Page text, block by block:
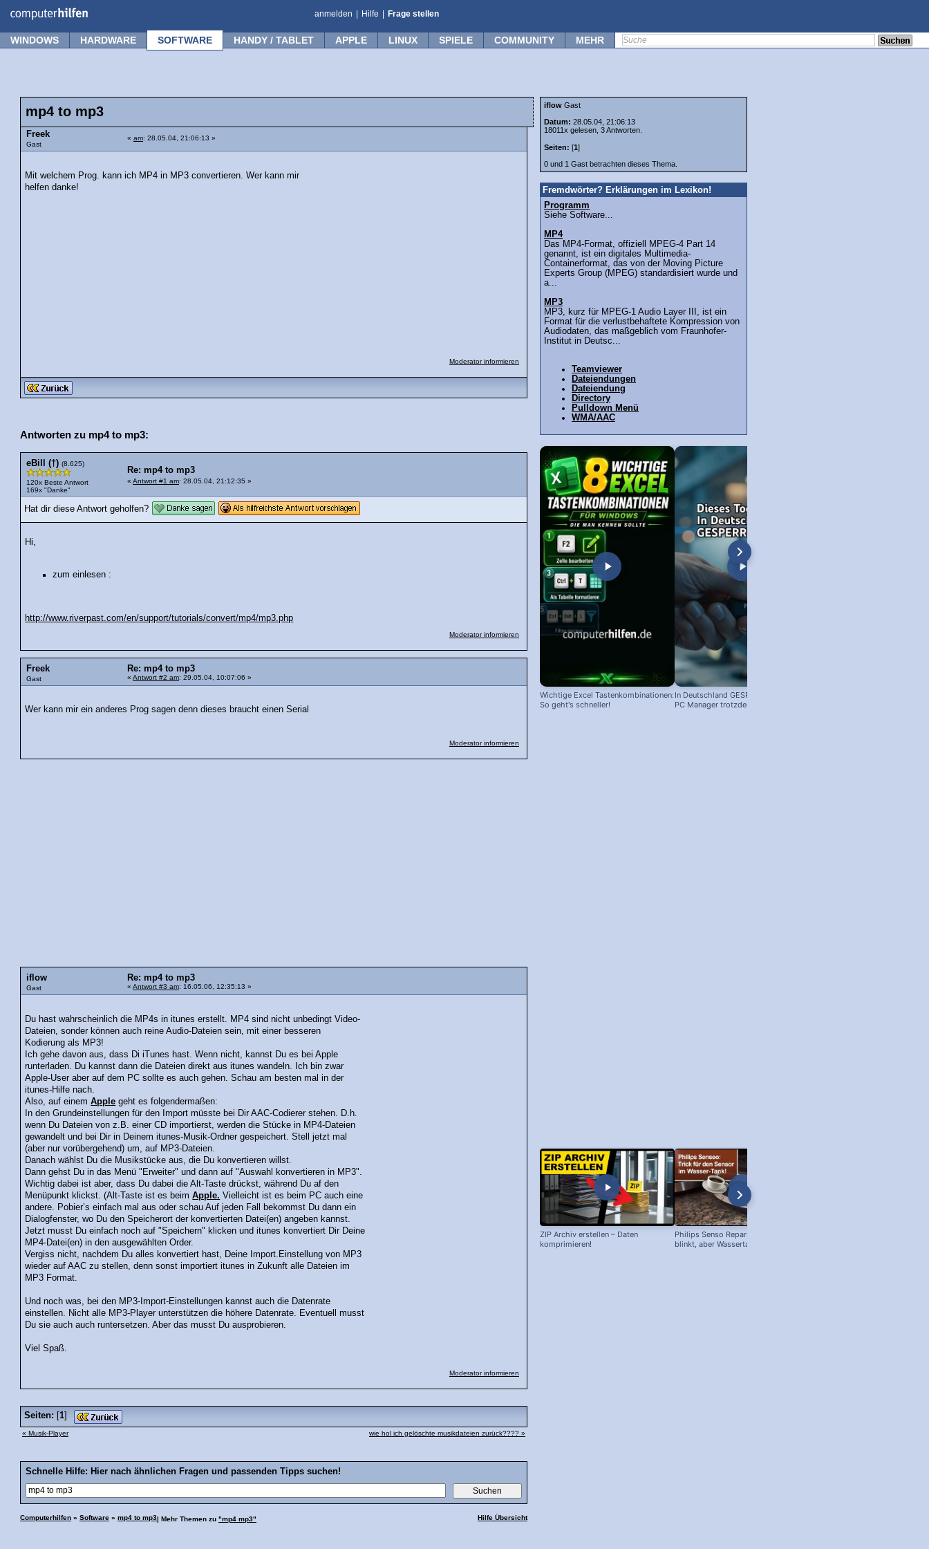
anmelden Hilfe Frage stellen
WINDOWS HARDWARE SOFTWARE HANDY / TABLET APPLE LINUX SPIELE COMMUNITY MEHR
mp4 to mp3
Freek
Gast
« am: 28.05.04, 21:06:13 »
Mit welchem Prog. kann ich MP4 in MP3 convertieren. Wer kann mir
helfen danke!
Moderator informieren
Antworten zu mp4 to mp3:
eBill (†) (8.625)
120x Beste Antwort
169x "Danke"
Re: mp4 to mp3
« Antwort #1 am: 28.05.04, 21:12:35 »
Hat dir diese Antwort geholfen?
Hi,
zum einlesen :
http://www.riverpast.com/en/support/tutorials/convert/mp4/mp3.php
Moderator informieren
Freek
Gast
Re: mp4 to mp3
« Antwort #2 am: 29.05.04, 10:07:06 »
Wer kann mir ein anderes Prog sagen denn dieses braucht einen Serial
Moderator informieren
iflow
Gast
Re: mp4 to mp3
« Antwort #3 am: 16.05.06, 12:35:13 »
Du hast wahrscheinlich die MP4s in itunes erstellt. MP4 sind nicht unbedingt Video-
Dateien, sonder können auch reine Audio-Dateien sein, mit einer besseren
Kodierung als MP3!
Ich gehe davon aus, dass Di iTunes hast. Wenn nicht, kannst Du es bei Apple
runterladen. Du kannst dann die Dateien direkt aus itunes wandeln. Ich bin zwar
Apple-User aber auf dem PC sollte es auch gehen. Schau am besten mal in der
itunes-Hilfe nach.
Also, auf einemApple geht es folgendermaßen:
In den Grundeinstellungen für den Import müsste bei Dir AAC-Codierer stehen. D.h.
wenn Du Dateien von z.B. einer CD importierst, werden die Stücke in MP4-Dateien
gewandelt und bei Dir in Deinem itunes-Musik-Ordner gespeichert. Stell jetzt mal
(aber nur vorübergehend) um, auf MP3-Dateien.
Danach wählst Du die Musikstücke aus, die Du konvertieren willst.
Dann gehst Du in das Menü "Erweiter" und dann auf "Auswahl konvertieren in MP3".
Wichtig dabei ist aber, dass Du dabei die Alt-Taste drückst, während Du af den
Menüpunkt klickst. (Alt-Taste ist es beimApple. Vielleicht ist es beim PC auch eine
andere. Pobier’s einfach mal aus oder schau Auf jeden Fall bekommst Du dann ein
Dialogfenster, wo Du den Speicherort der konvertierten Datei(en) angeben kannst.
Jetzt musst Du einfach noch auf "Speichern" klicken und itunes konvertiert Dir Deine
MP4-Datei(en) in den ausgewählten Order.
Vergiss nicht, nachdem Du alles konvertiert hast, Deine Import.Einstellung von MP3
wieder auf AAC zu stellen, denn sonst importiert itunes in Zukunft alle Dateien im
MP3 Format.
Und noch was, bei den MP3-Import-Einstellungen kannst auch die Datenrate
einstellen. Nicht alle MP3-Player unterstützen die höhere Datenrate. Eventuell musst
Du sie auch auch runtersetzen. Aber das musst Du ausprobieren.
Viel Spaß.
Moderator informieren
Seiten: [1]
« Musik-Player wie hol ich gelöschte musikdateien zurück???? »
Schnelle Hilfe: Hier nach ähnlichen Fragen und passenden Tipps suchen!
Computerhilfen » Software » mp4 to mp3 Hilfe Übersicht
| Mehr Themen zu "mp4 mp3"
iflow Gast
Datum: 28.05.04, 21:06:13
18011x gelesen, 3 Antworten.
Seiten: [1]
0 und 1 Gast betrachten dieses Thema.
Fremdwörter? Erklärungen im Lexikon!
Programm
Siehe Software...
MP4
Das MP4-Format, offiziell MPEG-4 Part 14
genannt, ist ein digitales Multimedia-
Containerformat, das von der Moving Picture
Experts Group (MPEG) standardisiert wurde und
a...
MP3
MP3, kurz für MPEG-1 Audio Layer III, ist ein
Format für die verlustbehaftete Kompression von
Audiodaten, das maßgeblich vom Fraunhofer-
Institut in Deutsc...
Teamviewer
Dateiendungen
Dateiendung
Directory
Pulldown Menü
WMA/AAC
Wichtige Excel Tastenkombinationen:
So geht's schneller!
In Deutschland GESPERRT: Microsoft
PC Manager trotzdem installieren
ZIP Archiv erstellen – Daten
komprimieren!
Philips Senso Reparatur: Blaue LED
blinkt, aber Wassertank voll?